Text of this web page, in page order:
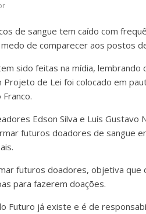
de sangue tem caído com
de comparecer aos postos
sido feitas na mídia,
Projeto de Lei foi colocado em
Edson Silva e Luís
futuros doadores de sangue
futuros doadores, objetiva que
para fazerem doações.
Futuro já existe e é de